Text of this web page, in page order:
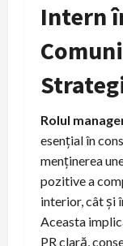
Intern
Rolul
esențial în
menținerea
pozitive a
interior, cât și
Aceasta
PR clară,